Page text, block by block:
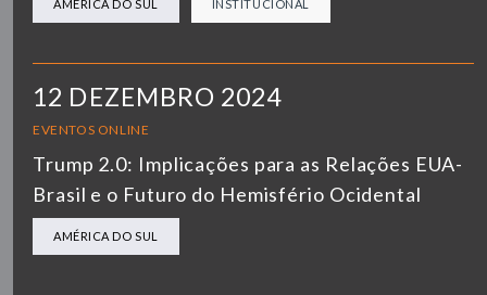
AMÉRICA DO SUL INSTITUCIONAL
12 DEZEMBRO 2024
EVENTOS ONLINE
Trump 2.0: Implicações para as Relações EUA-
Brasil e o Futuro do Hemisfério Ocidental
AMÉRICA DO SUL